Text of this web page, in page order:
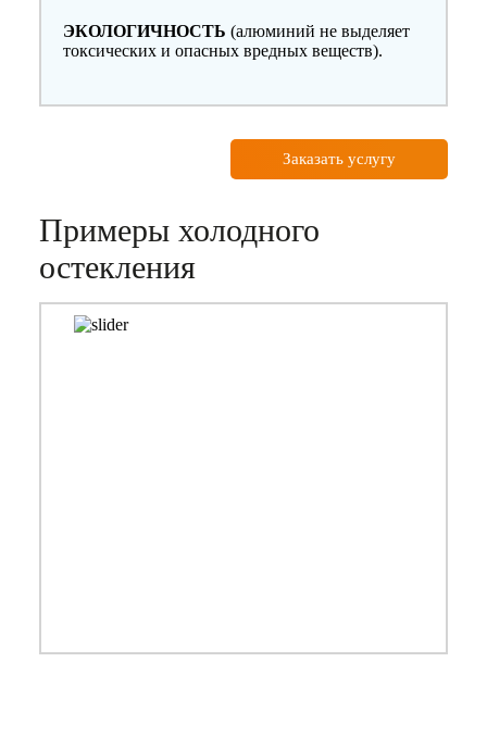
ЭКОЛОГИЧНОСТЬ (алюминий не выделяет
токсических и опасных вредных веществ).
Заказать услугу
Примеры холодного
остекления